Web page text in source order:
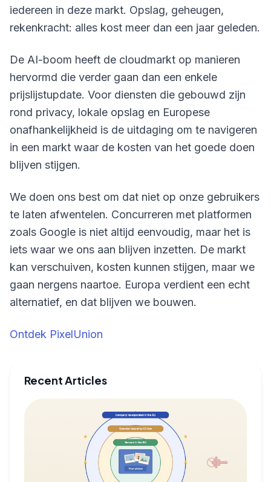
iedereen in deze markt. Opslag, geheugen,
rekenkracht: alles kost meer dan een jaar geleden.
De AI-boom heeft de cloudmarkt op manieren
hervormd die verder gaan dan een enkele
prijslijstupdate. Voor diensten die gebouwd zijn
rond privacy, lokale opslag en Europese
onafhankelijkheid is de uitdaging om te navigeren
in een markt waar de kosten van het goede doen
blijven stijgen.
We doen ons best om dat niet op onze gebruikers
te laten afwentelen. Concurreren met platformen
zoals Google is niet altijd eenvoudig, maar het is
iets waar we ons aan blijven inzetten. De markt
kan verschuiven, kosten kunnen stijgen, maar we
gaan nergens naartoe. Europa verdient een echt
alternatief, en dat blijven we bouwen.
Ontdek PixelUnion
Recent Articles